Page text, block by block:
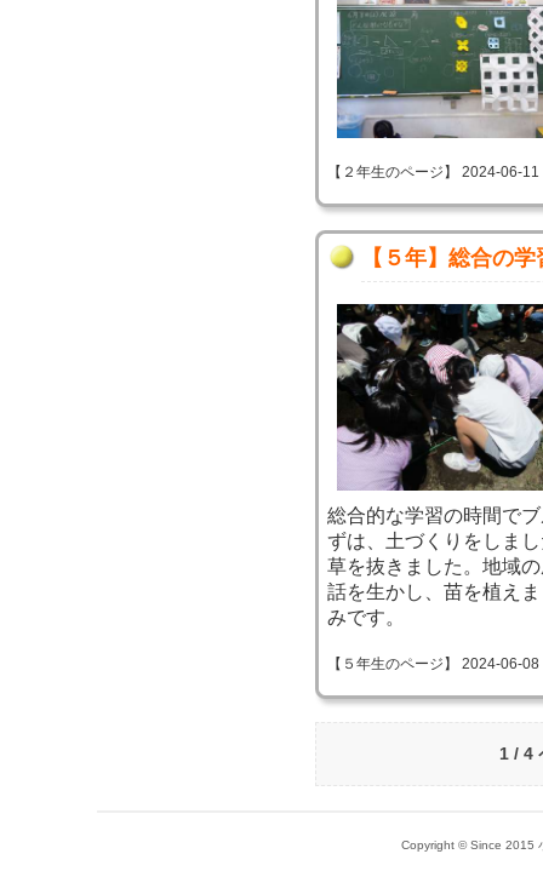
【２年生のページ】 2024-06-
【５年】総合の学
総合的な学習の時間で
ずは、土づくりをしま
草を抜きました。地域
話を生かし、苗を植え
みです。
【５年生のページ】 2024-06-
1 / 4
Copyright © Since 2015